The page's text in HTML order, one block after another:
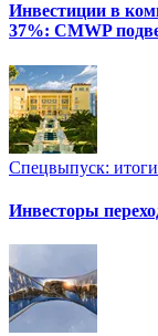
Инвестиции в
37%: CMWP
Спецвыпуск: итоги
Инвесторы